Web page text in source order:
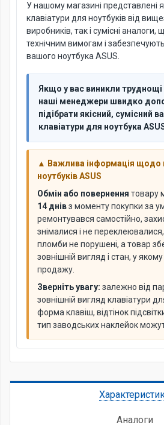
У нашому магазині представлені
клавіатури для ноутбуків від
виробників, так і сумісні аналоги,
технічним вимогам і
вашого ноутбука ASUS.
Якщо у вас виникли труднощі
наші менеджери швидко
підібрати якісний, сумісний
клавіатури для ноутбука
▲ Важлива інформація щодо
ноутбуків ASUS
Обмін або повернення товару
14 днівз моменту покупки за
ремонтувався самостійно,
знімалися і не переклеювалися,
пломби не порушені, а товар
зовнішній вигляд і стан, у
продажу.
Зверніть увагу: залежно від
зовнішній вигляд клавіатури
форма клавіш, відтінок
тип заводських наклейок
Аналоги